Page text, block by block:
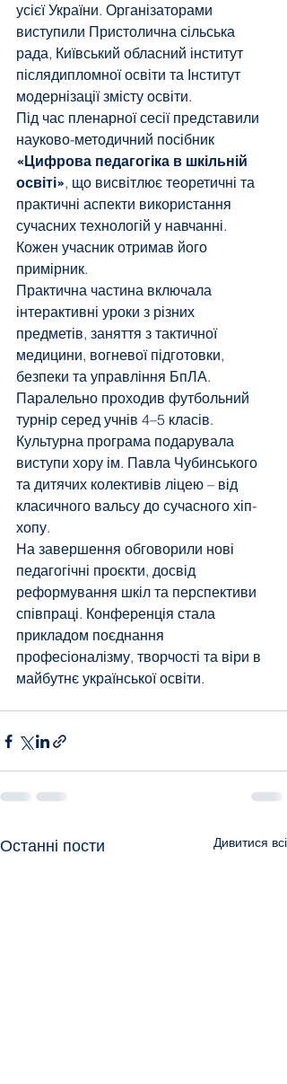
усієї України. Організаторами
виступили Пристолична сільська
рада, Київський обласний інститут
післядипломної освіти та Інститут
модернізації змісту освіти.
Під час пленарної сесії представили
науково-методичний посібник
«Цифрова педагогіка в шкільній
освіті», що висвітлює теоретичні та
практичні аспекти використання
сучасних технологій у навчанні.
Кожен учасник отримав його
примірник.
Практична частина включала
інтерактивні уроки з різних
предметів, заняття з тактичної
медицини, вогневої підготовки,
безпеки та управління БпЛА.
Паралельно проходив футбольний
турнір серед учнів 4–5 класів.
Культурна програма подарувала
виступи хору ім. Павла Чубинського
та дитячих колективів ліцею – від
класичного вальсу до сучасного хіп-
хопу.
На завершення обговорили нові
педагогічні проєкти, досвід
реформування шкіл та перспективи
співпраці. Конференція стала
прикладом поєднання
професіоналізму, творчості та віри в
майбутнє української освіти.
Останні пости Дивитися всі